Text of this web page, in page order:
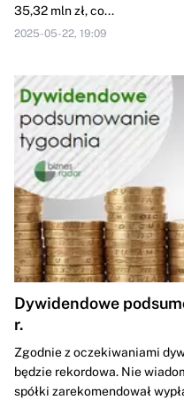
35,32 mln zł, co...
2025-05-22, 19:09
Dywidendowe
r.
Zgodnie z oczekiwaniami
będzie rekordowa. Nie
spółki zarekomendował